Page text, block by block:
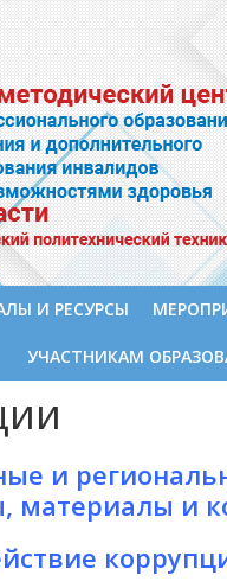
И РЕСУРСЫ
УЧАСТНИКАМ
и
материалы и